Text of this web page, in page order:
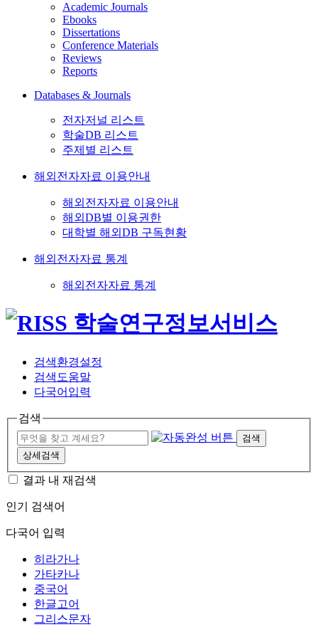
Academic Journals
Ebooks
Dissertations
Conference Materials
Reviews
Reports
Databases & Journals
전자저널 리스트
학술DB 리스트
주제별 리스트
해외전자자료 이용안내
해외전자자료 이용안내
해외DB별 이용권한
대학별 해외DB 구독현황
해외전자자료 통계
해외전자자료 통계
검색환경설정
검색도움말
다국어입력
검색
검색
상세검색
결과 내 재검색
인기 검색어
다국어 입력
히라가나
가타카나
중국어
한글고어
그리스문자